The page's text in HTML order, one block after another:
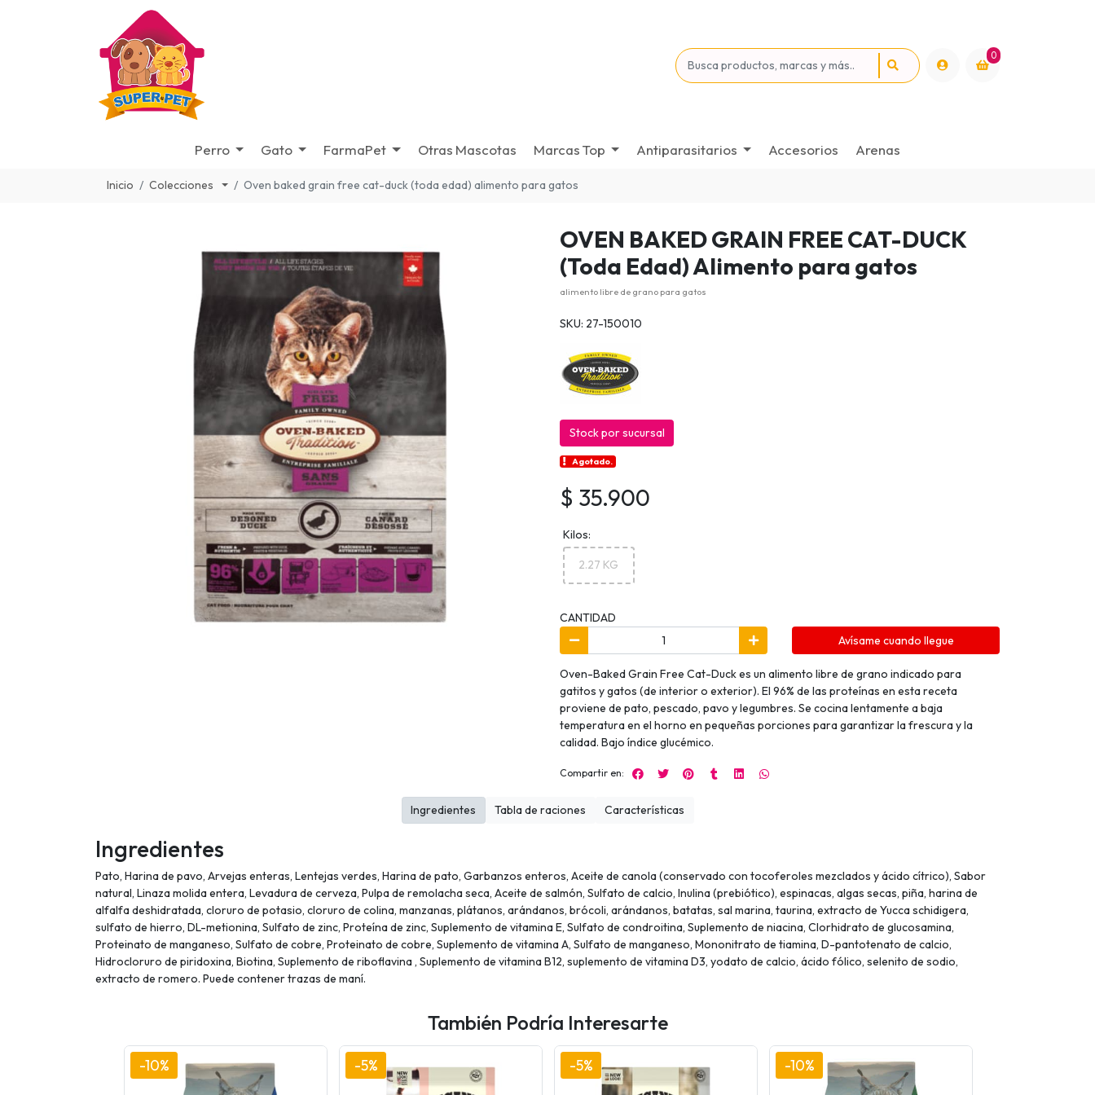
0
Perro Gato FarmaPet Otras Mascotas Marcas Top Antiparasitarios Accesorios Arenas
Inicio Colecciones Oven baked grain free cat-duck (toda edad) alimento para gatos
OVEN BAKED GRAIN FREE CAT-DUCK
(Toda Edad) Alimento para gatos
alimento libre de grano para gatos
SKU: 27-150010
Stock por sucursal
Agotado.
$ 35.900
Kilos:
2.27 KG
CANTIDAD
Avísame cuando llegue
Oven-Baked Grain Free Cat-Duck es un alimento libre de grano indicado para
gatitos y gatos (de interior o exterior). El 96% de las proteínas en esta receta
proviene de pato, pescado, pavo y legumbres. Se cocina lentamente a baja
temperatura en el horno en pequeñas porciones para garantizar la frescura y la
calidad. Bajo índice glucémico.
Compartir en:
Ingredientes
Pato, Harina de pavo, Arvejas enteras, Lentejas verdes, Harina de pato, Garbanzos enteros, Aceite de canola (conservado con tocoferoles mezclados y ácido cítrico), Sabor
natural, Linaza molida entera, Levadura de cerveza, Pulpa de remolacha seca, Aceite de salmón, Sulfato de calcio, Inulina (prebiótico), espinacas, algas secas, piña, harina de
alfalfa deshidratada, cloruro de potasio, cloruro de colina, manzanas, plátanos, arándanos, brócoli, arándanos, batatas, sal marina, taurina, extracto de Yucca schidigera,
sulfato de hierro, DL-metionina, Sulfato de zinc, Proteína de zinc, Suplemento de vitamina E, Sulfato de condroitina, Suplemento de niacina, Clorhidrato de glucosamina,
Proteinato de manganeso, Sulfato de cobre, Proteinato de cobre, Suplemento de vitamina A, Sulfato de manganeso, Mononitrato de tiamina, D-pantotenato de calcio,
Hidrocloruro de piridoxina, Biotina, Suplemento de riboflavina , Suplemento de vitamina B12, suplemento de vitamina D3, yodato de calcio, ácido fólico, selenito de sodio,
extracto de romero. Puede contener trazas de maní.
Ingredientes Tabla de raciones Características
También Podría Interesarte
-10% -5% -5% -10%